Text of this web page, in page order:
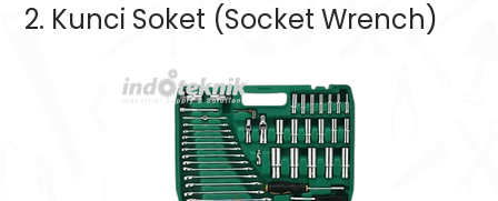
2. Kunci Soket (Socket Wrench)